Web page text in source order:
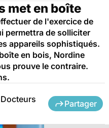
met en boîte
de l'exercice de
permettra de solliciter
appareils sophistiqués.
en bois, Nordine
prouve le contraire.
Partager